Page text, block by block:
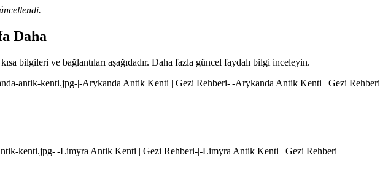
Daha
bilgileri ve bağlantıları aşağıdadır. Daha fazla güncel faydalı bilgi inceleyin.
antik-kenti.jpg-|-Arykanda Antik Kenti | Gezi Rehberi-|-Arykanda Antik Kenti | Gezi Rehberi
kenti.jpg-|-Limyra Antik Kenti | Gezi Rehberi-|-Limyra Antik Kenti | Gezi Rehberi